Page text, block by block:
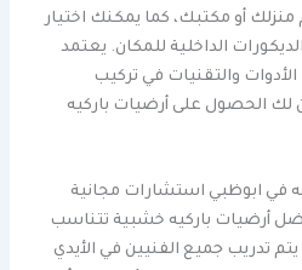
أو مكتبك، كما يمكنك اختيار
الداخلية للمكان. يعتمد
والتقنيات في تركيب
لك الحصول على أرضيات باركيه
في ابوظبي استشارات مجانية
أرضيات باركيه خشبية تتناسب
تدريب جميع الفنيين في الأيدي